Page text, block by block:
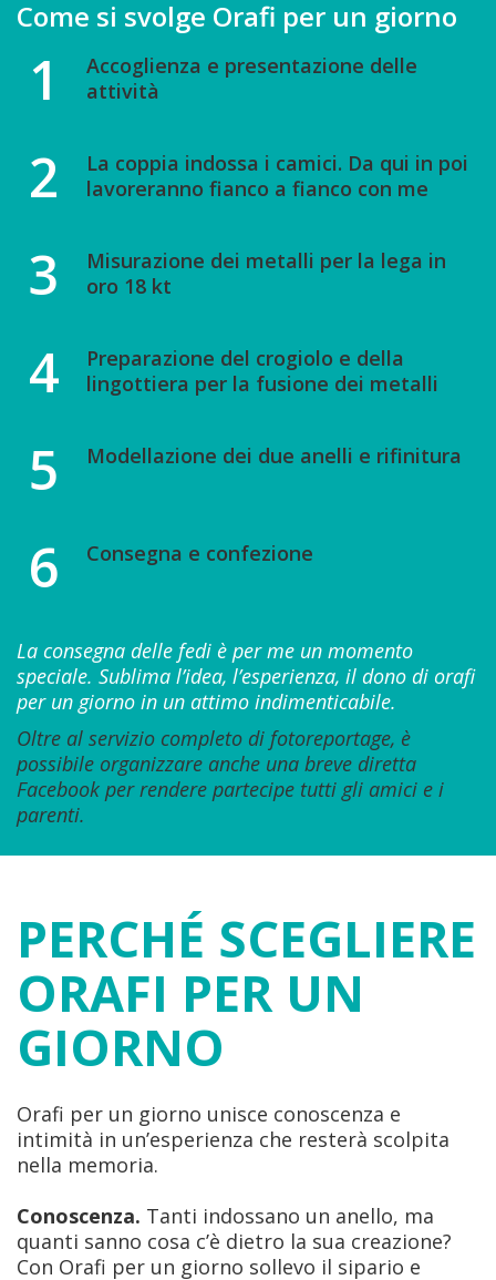
Come si svolge Orafi per un giorno
1
Accoglienza e presentazione delle
attività
2
La coppia indossa i camici. Da qui in poi
lavoreranno fianco a fianco con me
3
Misurazione dei metalli per la lega in
oro 18 kt
4
Preparazione del crogiolo e della
lingottiera per la fusione dei metalli
5 Modellazione dei due anelli e rifinitura
6 Consegna e confezione
La consegna delle fedi è per me un momento
speciale. Sublima l’idea, l’esperienza, il dono di orafi
per un giorno in un attimo indimenticabile.
Oltre al servizio completo di fotoreportage, è
possibile organizzare anche una breve diretta
Facebook per rendere partecipe tutti gli amici e i
parenti.
PERCHÉ SCEGLIERE
ORAFI PER UN
GIORNO
Orafi per un giorno unisce conoscenza e
intimità in un’esperienza che resterà scolpita
nella memoria.
Conoscenza. Tanti indossano un anello, ma
quanti sanno cosa c’è dietro la sua creazione?
Con Orafi per un giorno sollevo il sipario e